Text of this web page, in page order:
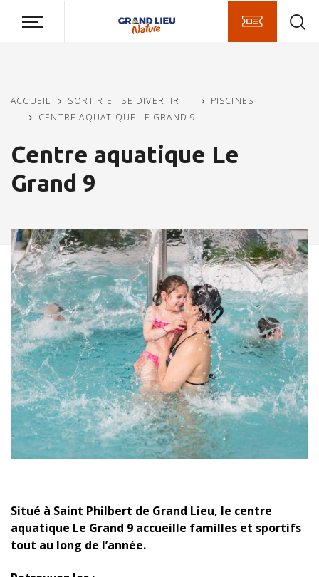
principal
recherche
ACCUEIL SORTIR ET SE DIVERTIR
PISCINES
CENTRE AQUATIQUE LE GRAND 9
Centre aquatique Le
Grand 9
Situé à Saint Philbert de Grand Lieu, le centre
aquatique Le Grand 9 accueille familles et sportifs
tout au long de l’année.